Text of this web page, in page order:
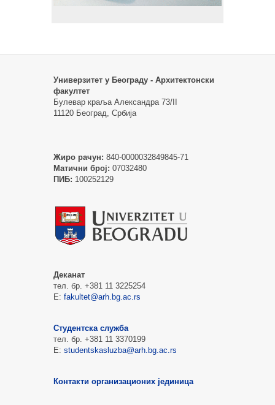
Универзитет у Београду - Архитектонски
факултет
Булевар краља Александра 73/II
11120 Београд, Србија
Жиро рачун: 840-0000032849845-71
Матични број: 07032480
ПИБ: 100252129
Деканат
тел. бр. +381 11 3225254
Е: fakultet@arh.bg.ac.rs
Студентска служба
тел. бр. +381 11 3370199
Е: studentskasluzba@arh.bg.ac.rs
Контакти организационих јединица